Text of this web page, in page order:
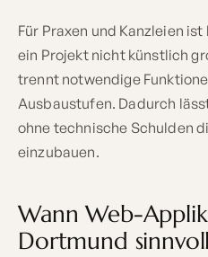
Für Praxen und Kanzleien
ein Projekt nicht künstlich
trennt notwendige
Ausbaustufen. Dadurch
ohne technische Schulden
einzubauen.
Wann Web-
Dortmund